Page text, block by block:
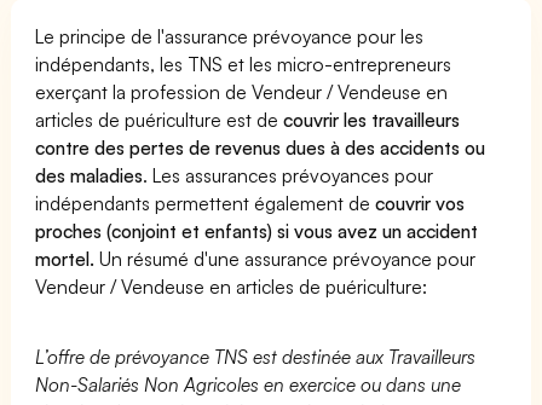
Le principe de l'assurance prévoyance pour les
indépendants, les TNS et les micro-entrepreneurs
exerçant la profession de Vendeur / Vendeuse en
articles de puériculture est decouvrir les travailleurs
contre des pertes de revenus dues à des accidents ou
des maladies. Les assurances prévoyances pour
indépendants permettent également decouvrir vos
proches (conjoint et enfants) si vous avez un accident
mortel. Un résumé d'une assurance prévoyance pour
Vendeur / Vendeuse en articles de puériculture:
L’offre de prévoyance TNS est destinée aux Travailleurs
Non-Salariés Non Agricoles en exercice ou dans une